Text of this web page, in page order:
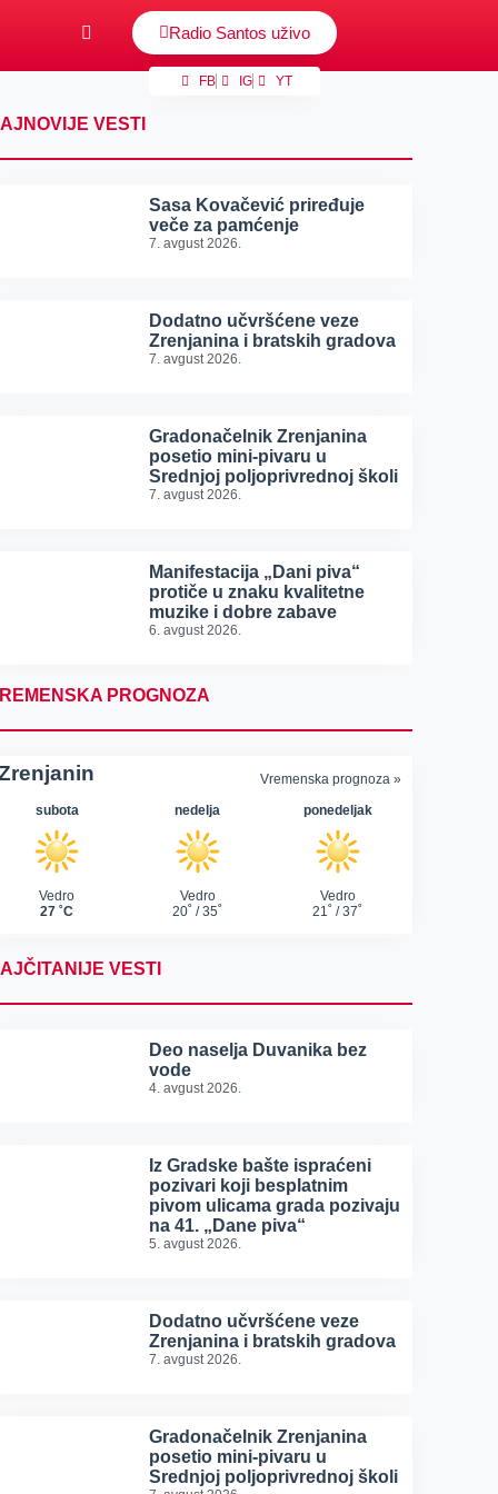
Radio Santos uživo
FB IG YT
VESTI
Sasa Kovačević priređuje
veče za pamćenje
7. avgust 2026.
Dodatno učvršćene veze
Zrenjanina i bratskih gradova
7. avgust 2026.
Gradonačelnik Zrenjanina
posetio mini-pivaru u
Srednjoj poljoprivrednoj školi
7. avgust 2026.
Manifestacija „Dani piva“
protiče u znaku kvalitetne
muzike i dobre zabave
6. avgust 2026.
PROGNOZA
VESTI
Deo naselja Duvanika bez
vode
4. avgust 2026.
Iz Gradske bašte ispraćeni
pozivari koji besplatnim
pivom ulicama grada pozivaju
na 41. „Dane piva“
5. avgust 2026.
Dodatno učvršćene veze
Zrenjanina i bratskih gradova
7. avgust 2026.
Gradonačelnik Zrenjanina
posetio mini-pivaru u
Srednjoj poljoprivrednoj školi